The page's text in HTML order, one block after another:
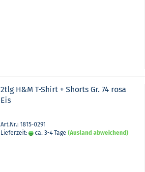
2tlg H&M T-​Shirt + Shorts Gr. 74 rosa
Eis
Art.Nr.: 1815-0291
Lieferzeit:
ca. 3-4 Tage (Ausland abweichend)